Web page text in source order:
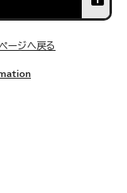
ページへ戻る